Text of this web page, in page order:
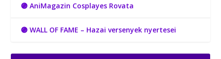
🟣 AniMagazin Cosplayes Rovata
🟣 WALL OF FAME – Hazai versenyek nyertesei